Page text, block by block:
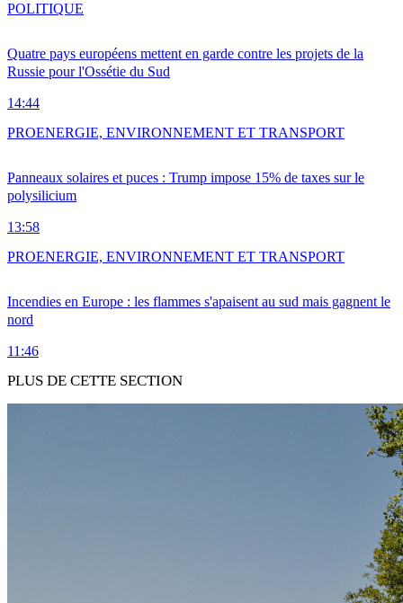
Quatre pays européens mettent en garde contre les projets de la
Russie pour l'Ossétie du Sud
14:44
POLITIQUE
Panneaux solaires et puces : Trump impose 15% de taxes sur le
polysilicium
13:58
PROENERGIE, ENVIRONNEMENT ET TRANSPORT
Incendies en Europe : les flammes s'apaisent au sud mais gagnent le
nord
11:46
PROENERGIE, ENVIRONNEMENT ET TRANSPORT
PLUS DE CETTE SECTION